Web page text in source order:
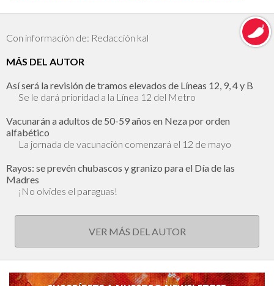
Con información de: Redacción kal
MÁS DEL AUTOR
Así será la revisión de tramos elevados de Líneas 12, 9, 4 y B
Se le dará prioridad a la Línea 12 del Metro
Vacunarán a adultos de 50-59 años en Neza por orden
alfabético
La jornada de vacunación comenzará el 12 de mayo
Rayos: se prevén chubascos y granizo para el Día de las
Madres
¡No olvides el paraguas!
VER MÁS DEL AUTOR